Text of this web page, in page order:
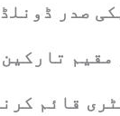
صدر
مقیم
قائم